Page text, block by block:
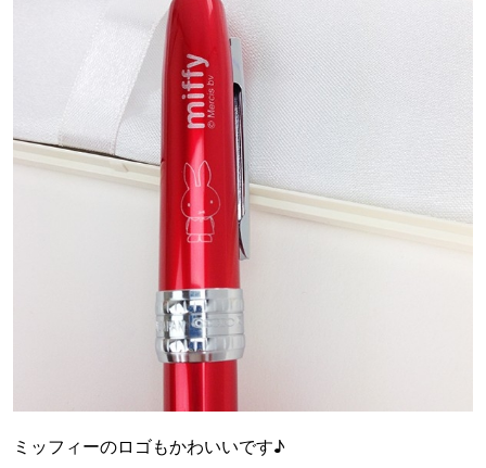
ミッフィーのロゴもかわいいです♪